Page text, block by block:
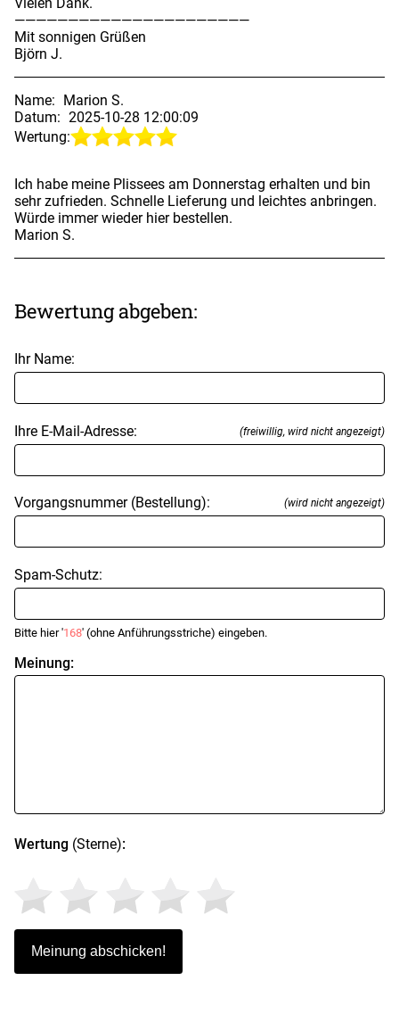
——————————————————————
Mit sonnigen Grüßen
Björn J.
Name: Marion S.
Datum: 2025-10-28 12:00:09
Wertung:
Ich habe meine Plissees am Donnerstag erhalten und bin
sehr zufrieden. Schnelle Lieferung und leichtes anbringen.
Würde immer wieder hier bestellen.
Marion S.
Bewertung abgeben:
Ihr Name:
Ihre E-Mail-Adresse: (freiwillig, wird nicht angezeigt)
Vorgangsnummer (Bestellung): (wird nicht angezeigt)
Spam-Schutz:
Bitte hier '168' (ohne Anführungsstriche) eingeben.
Meinung:
Wertung (Sterne):